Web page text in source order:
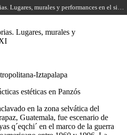
Panzós, escenario de memorias. Lugares, murales y performances en el siglo XXI.